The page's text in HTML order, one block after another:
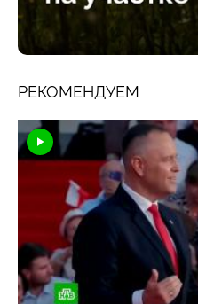
РЕКОМЕНДУЕМ